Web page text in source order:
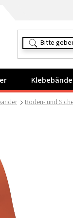
Boden- und